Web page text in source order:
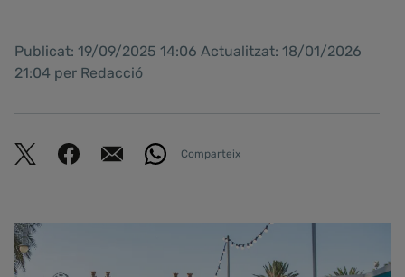
Publicat: 19/09/2025 14:06 Actualitzat: 18/01/2026
21:04 per Redacció
Comparteix